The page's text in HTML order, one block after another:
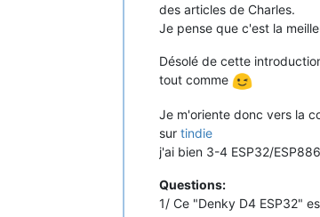
des articles de Charles.
Je pense que c'est la
Désolé de cette
tout comme
Je m'oriente donc vers la
sur tindie
j'ai bien 3-4 ESP32/
Questions:
1/ Ce "Denky D4 ESP32"